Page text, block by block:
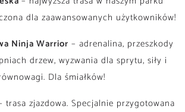
dla zaawansowanych użytkowników!
Ninja Warrior – adrenalina, przeszkody
drzew, wyzwania dla sprytu, siły i
Dla śmiałków!
trasa zjazdowa. Specjalnie przygotowana